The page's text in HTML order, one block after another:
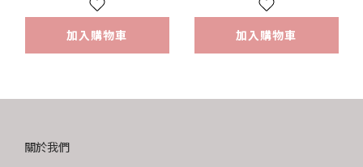
加入購物車 加入購物車
關於我們